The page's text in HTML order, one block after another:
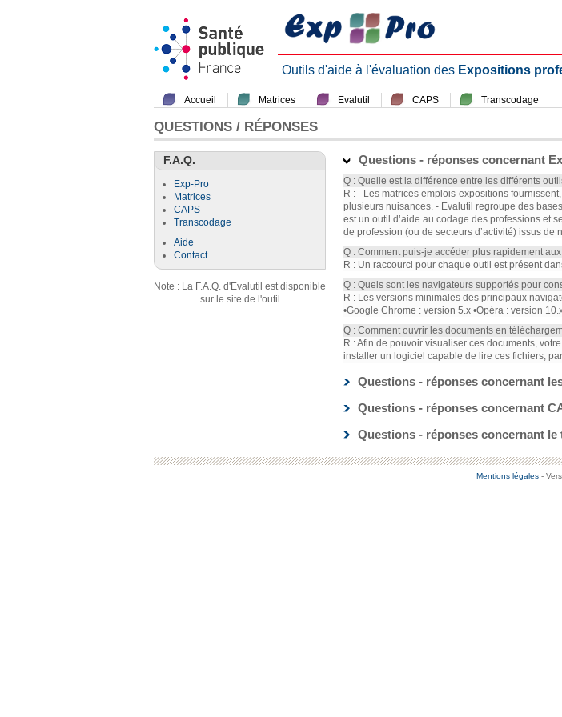
Outils d'aide à l'évaluation des Expositions
Accueil Matrices Evalutil CAPS Transcodage
QUESTIONS / RÉPONSES
F.A.Q.
Exp-Pro
Matrices
CAPS
Transcodage
Aide
Contact
Note : La F.A.Q. d'Evalutil est disponible
sur le site de l'outil
Questions - réponses concernant
Q : Quelle est la différence entre les différents
R : - Les matrices emplois-expositions
plusieurs nuisances. - Evalutil regroupe des
est un outil d’aide au codage des professions et
de profession (ou de secteurs d’activité) issus de
Q : Comment puis-je accéder plus rapidement
R : Un raccourci pour chaque outil est présent
Q : Quels sont les navigateurs supportés pour
R : Les versions minimales des principaux
•Google Chrome : version 5.x •Opéra : version
Q : Comment ouvrir les documents en
R : Afin de pouvoir visualiser ces documents,
installer un logiciel capable de lire ces fichiers,
Questions - réponses concernant
Questions - réponses concernant
Questions - réponses concernant le
Mentions légales -